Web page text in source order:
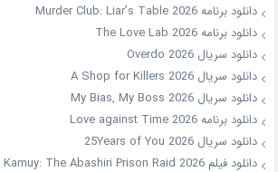
دانلود برنامه Murder Club: Liar’s Table 2026
دانلود برنامه The Love Lab 2026
دانلود سریال Overdo 2026
دانلود سریال A Shop for Killers 2026
دانلود سریال My Bias, My Boss 2026
دانلود برنامه Love against Time 2026
دانلود سریال 25Years of You 2026
دانلود فیلم Golden Kamuy: The Abashiri Prison Raid 2026